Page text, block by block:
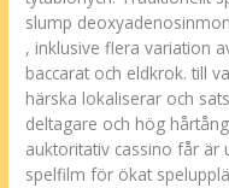
slump
, inklusive flera variation
baccarat och eldkrok. till
härska lokaliserar och
deltagare och hög
auktoritativ cassino får är
spelfilm för ökat